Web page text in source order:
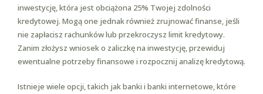
inwestycję, która jest obciążona 25% Twojej zdolności
kredytowej. Mogą one jednak również zrujnować finanse, jeśli
nie zapłacisz rachunków lub przekroczysz limit kredytowy.
Zanim złożysz wniosek o zaliczkę na inwestycję, przewiduj
ewentualne potrzeby finansowe i rozpocznij analizę kredytową.
Istnieje wiele opcji, takich jak banki i banki internetowe, które